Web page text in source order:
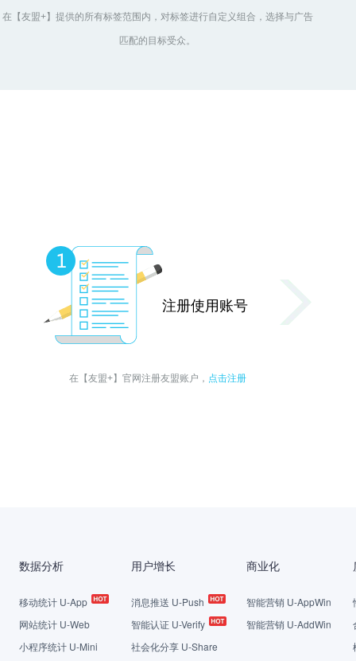
在【友盟+】提供的所有标签范围内，对标签进行自定义组合，选择与广告
匹配的目标受众。
注册使用账号
在【友盟+】官网注册友盟账户， 点击注册
数据分析
移动统计 U-App
网站统计 U-Web
小程序统计 U-Mini
用户增长
消息推送 U-Push
智能认证 U-Verify
社会化分享 U-Share
商业化
智能营销 U-AppWin
智能营销 U-AddWin